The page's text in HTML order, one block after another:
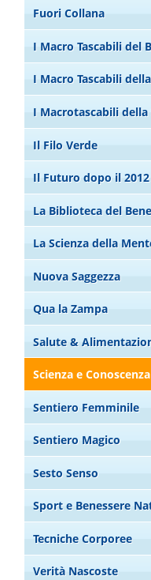
Fuori Collana
I Macro Tascabili del
I Macro Tascabili
I Macrotascabili
Il Filo Verde
Il Futuro dopo il 2012
La Biblioteca del
La Scienza della
Nuova Saggezza
Qua la Zampa
Salute &
Scienza e Conoscenza
Sentiero Femminile
Sentiero Magico
Sesto Senso
Sport e Benessere
Tecniche Corporee
Verità Nascoste